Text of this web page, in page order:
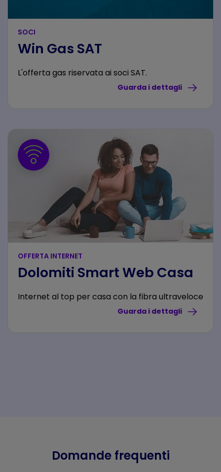
SOCI
Win Gas SAT
L'offerta gas riservata ai soci SAT.
Guarda i dettagli
OFFERTA INTERNET
Dolomiti Smart Web Casa
Internet al top per casa con la fibra ultraveloce
Guarda i dettagli
Domande frequenti